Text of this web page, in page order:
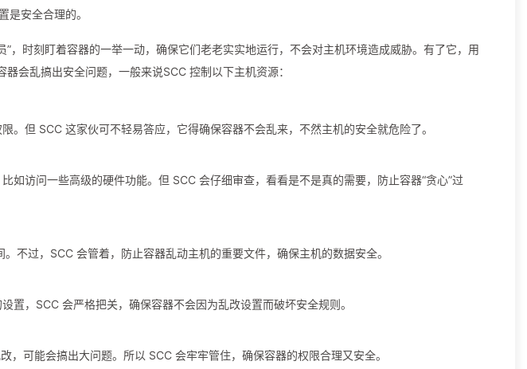
是安全合理的。
”，时刻盯着容器的一举一动，确保它们老老实实地运行，不会对主机环境造成威胁。有了它，用
会乱搞出安全问题，一般来说​SCC 控制以下主机资源：
。但 SCC 这家伙可不轻易答应，它得确保容器不会乱来，不然主机的安全就危险了。
如访问一些高级的硬件功能。但 SCC 会仔细审查，看看是不是真的需要，防止容器“贪心”过
不过，SCC 会管着，防止容器乱动主机的重要文件，确保主机的数据安全。
置，SCC 会严格把关，确保容器不会因为乱改设置而破坏安全规则。
，可能会搞出大问题。所以 SCC 会牢牢管住，确保容器的权限合理又安全。